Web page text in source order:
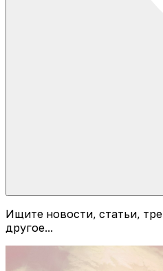
Ищите новости, статьи,
другое...